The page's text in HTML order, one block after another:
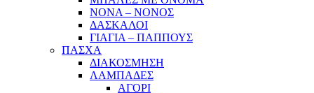
ΝΟΝΑ – ΝΟΝΟΣ
ΔΑΣΚΑΛΟΙ
ΓΙΑΓΙΑ – ΠΑΠΠΟΥΣ
ΠΑΣΧΑ
ΔΙΑΚΟΣΜΗΣΗ
ΛΑΜΠΑΔΕΣ
ΑΓΟΡΙ